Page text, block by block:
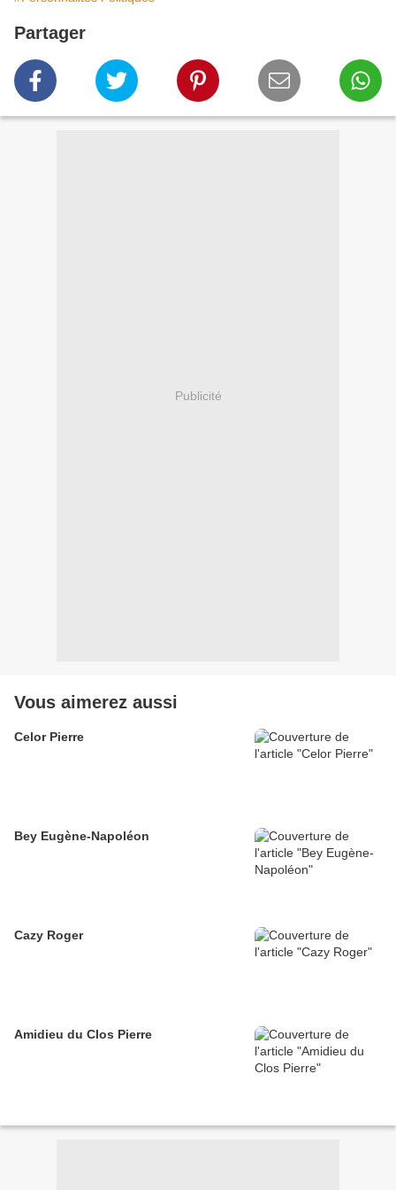
Partager
Publicité
Vous aimerez aussi
Celor Pierre
Bey Eugène-Napoléon
Cazy Roger
Amidieu du Clos Pierre